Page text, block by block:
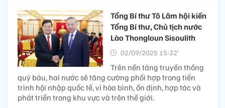
Tổng Bí thư Tô Lâm hội kiến
Tổng Bí thư, Chủ tịch nước
Lào Thongloun Sisoulith
02/09/2025 15:32’
Trên nền tảng truyền thống
quý báu, hai nước sẽ tăng cường phối hợp trong tiến
trình hội nhập quốc tế, vì hòa bình, ổn định, hợp tác và
phát triển trong khu vực và trên thế giới.